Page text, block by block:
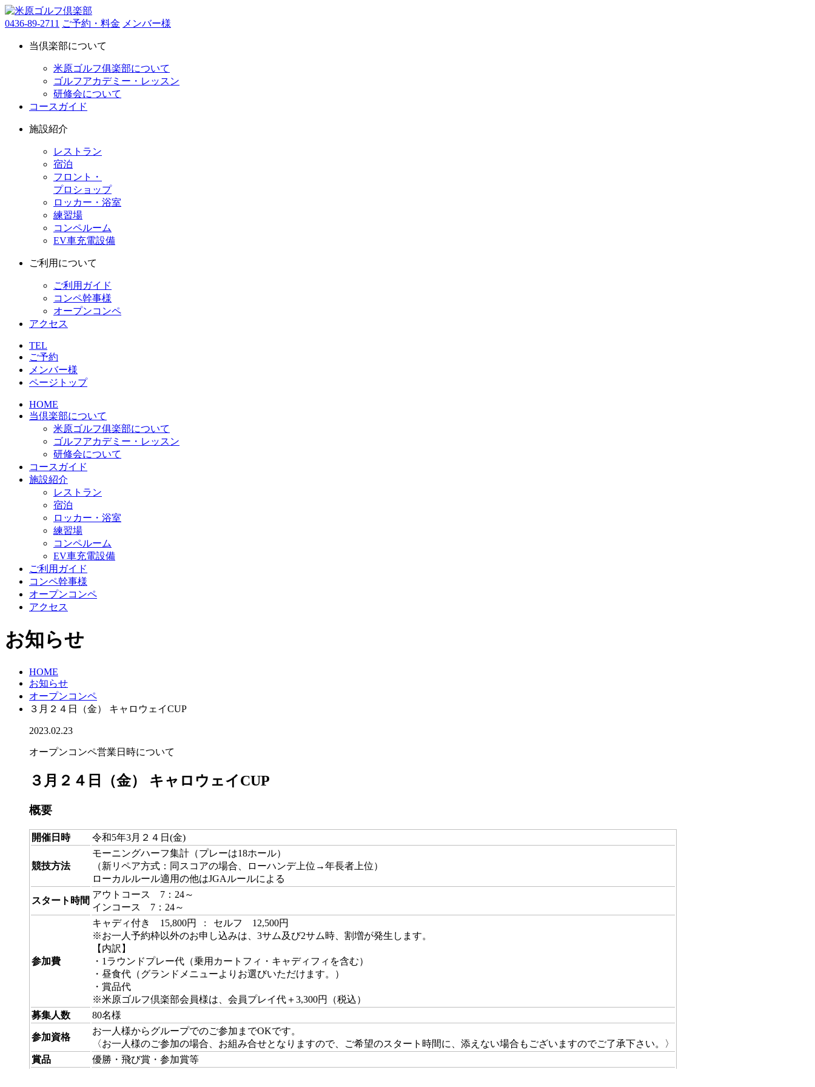
0436-89-2711 ご予約・料金 メンバー様
当倶楽部について
米原ゴルフ俱楽部について
ゴルフアカデミー・レッスン
研修会について
コースガイド
施設紹介
レストラン
宿泊
フロント・
プロショップ
ロッカー・浴室
練習場
コンペルーム
EV車充電設備
ご利用について
ご利用ガイド
コンペ幹事様
オープンコンペ
アクセス
TEL
ご予約
メンバー様
ページトップ
HOME
当倶楽部について
米原ゴルフ俱楽部について
ゴルフアカデミー・レッスン
研修会について
コースガイド
施設紹介
レストラン
宿泊
ロッカー・浴室
練習場
コンペルーム
EV車充電設備
ご利用ガイド
コンペ幹事様
オープンコンペ
アクセス
お知らせ
HOME
お知らせ
オープンコンペ
３月２４日（金） キャロウェイCUP
2023.02.23
オープンコンペ営業日時について
３月２４日（金） キャロウェイCUP
概要
開催日時 令和5年3月２４日(金)
競技方法
モーニングハーフ集計（プレーは18ホール）
（新リペア方式：同スコアの場合、ローハンデ上位→年長者上位）
ローカルルール適用の他はJGAルールによる
スタート時間
アウトコース 7：24～
インコース 7：24～
参加費
キャディ付き 15,800円 : セルフ 12,500円
※お一人予約枠以外のお申し込みは、3サム及び2サム時、割増が発生します。
【内訳】
・1ラウンドプレー代（乗用カートフィ・キャディフィを含む）
・昼食代（グランドメニューよりお選びいただけます。）
・賞品代
※米原ゴルフ倶楽部会員様は、会員プレイ代＋3,300円（税込）
募集人数
80名様
参加資格
お一人様からグループでのご参加までOKです。
〈お一人様のご参加の場合、お組み合せとなりますので、ご希望のスタート時間に、添えない場合もございますのでご了承下さい。〉
賞品
優勝・飛び賞・参加賞等